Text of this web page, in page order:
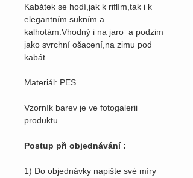
Kabátek se hodí,jak k riflím,tak i k
elegantním sukním a
kalhotám.Vhodný i na jaro a podzim
jako svrchní ošacení,na zimu pod
kabát.
Materiál: PES
Vzorník barev je ve fotogalerii
produktu.
Postup při objednávání :
1) Do objednávky napište své míry